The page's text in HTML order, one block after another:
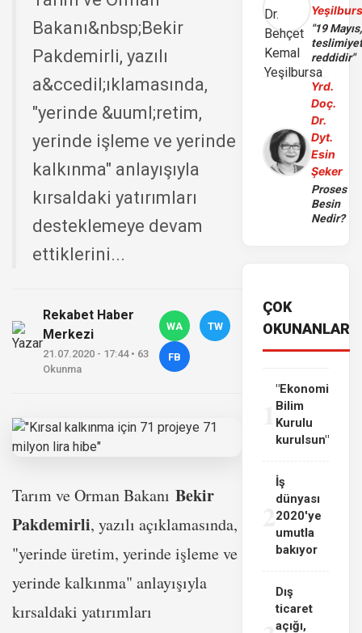
Bakanı&nbsp;Bekir
Pakdemirli, yazılı
a&ccedil;ıklamasında,
"yerinde &uuml;retim,
yerinde işleme ve yerinde
kalkınma" anlayışıyla
kırsaldaki yatırımları
desteklemeye devam
ettiklerini...
Rekabet Haber
Merkezi
21.07.2020 - 17:44 • 63
Okunma
WA TW
FB
Tarım ve Orman Bakanı Bekir
Pakdemirli, yazılı açıklamasında,
"yerinde üretim, yerinde işleme ve
yerinde kalkınma" anlayışıyla
kırsaldaki yatırımları
"19 Mayıs,
reddidir"
Yrd.
Doç.
Dr.
Dyt.
Esin
Şeker
Proses
Besin
Nedir?
ÇOK
OKUNANLAR
"Ekonomi
Bilim
Kurulu
kurulsun"
İş
dünyası
2020'ye
umutla
bakıyor
Dış
ticaret
açığı,